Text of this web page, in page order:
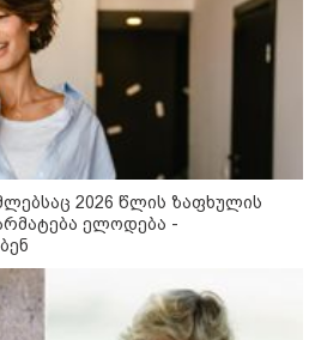
10:17 / 09-08-2026
რუსებმა ხარკოვს და ოდესას
დაარტყეს, არიან დაღუპულები
და დაშავებულები - რა
ინფორმაციას ავრცელებს
ხარკოვის მერი?
10:02 / 09-08-2026
"ქართული ოცნება” ხელს
უწყობს ირანული
ტერორისტული ქსელების
უკანონო გაფართოებას, თუმცა
მაინც ამერიკას უყენებს
მოთხოვნებს?" - ჯო უილსონი
2026 წლის ზაფხულის
ელოდება -